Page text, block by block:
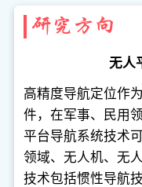
研究方向
无人
高精度导航定位作
件，在军事、民用
平台导航系统技术
领域、无人机、无
技术包括惯性导航